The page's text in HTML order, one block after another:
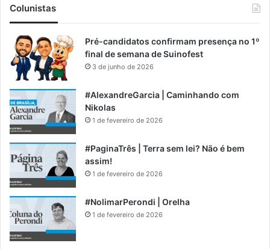
Colunistas
Pré-candidatos confirmam presença no 1º
final de semana de Suinofest
3 de junho de 2026
#AlexandreGarcia | Caminhando com
Nikolas
1 de fevereiro de 2026
#PaginaTrês | Terra sem lei? Não é bem
assim!
1 de fevereiro de 2026
#NolimarPerondi | Orelha
1 de fevereiro de 2026